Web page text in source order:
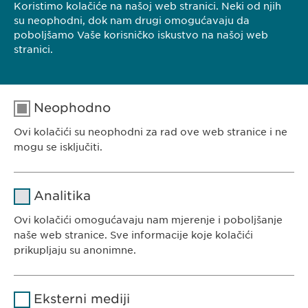
Tel.: +387 33 592 140
E-Mail:
EWOPHARMA BOSNA I HERCEGOVINA
Bosna i Hercegovina
Koristimo kolačiće na našoj web stranici. Neki od njih
su neophodni, dok nam drugi omogućavaju da
poboljšamo Vaše korisničko iskustvo na našoj web
stranici.
Neophodno
Ovi kolačići su neophodni za rad ove web stranice i ne
mogu se isključiti.
sgalinski
Trajanje
Svrha
saglasnosti kolačića.
Analitika
Ovi kolačići omogućavaju nam mjerenje i poboljšanje
naše web stranice. Sve informacije koje kolačići
prikupljaju su anonimne.
Eksterni mediji